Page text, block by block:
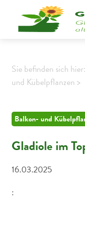
Sie befinden sich
und Kübelpflanzen >
Balkon- und
Gladiole im
16.03.2025
: